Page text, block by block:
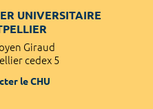
UNIVERSITAIRE
Giraud
cedex 5
le CHU